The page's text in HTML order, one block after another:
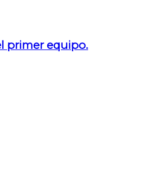
primer equipo.